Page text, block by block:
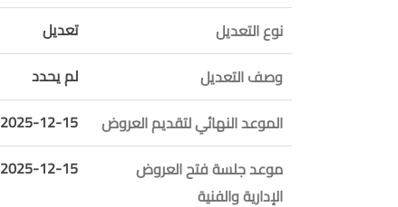
نوع التعديل
تعديل
وصف التعديل
لم يحدد
الموعد النهائي لتقديم العروض
2025-12-15 12:00:00
موعد جلسة فتح العروض
الإدارية والفنية
2025-12-15 12:10:00